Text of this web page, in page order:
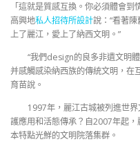
「這就是質感互換。你必須體會
高興地私人招待所設計說：“看著
上了麗江，愛上了納西文明。”
“我們design的良多非遺文明
并感觸感染納西族的傳統文明，在
育苗說。
1997年，麗江古城被列進世
護應用和活態傳承？自2007年起
本特點光鮮的文明院落集群。